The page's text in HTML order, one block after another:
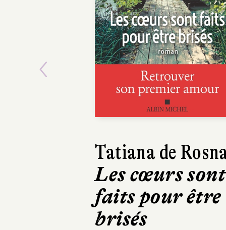
Richard O'Rawe
Braquage à
Belfast
Gallimard
Previous